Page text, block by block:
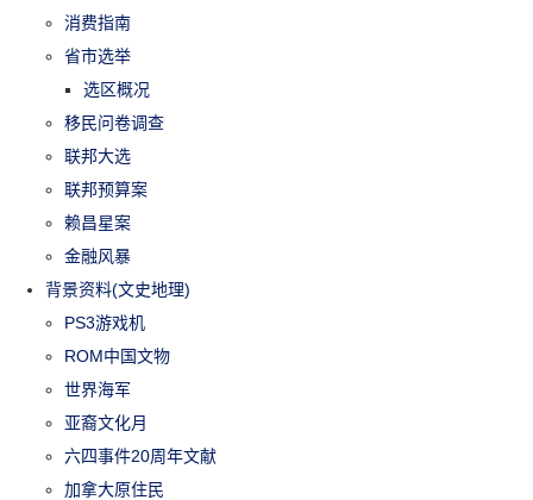
消费指南
省市选举
选区概况
移民问卷调查
联邦大选
联邦预算案
赖昌星案
金融风暴
背景资料(文史地理)
PS3游戏机
ROM中国文物
世界海军
亚裔文化月
六四事件20周年文献
加拿大原住民